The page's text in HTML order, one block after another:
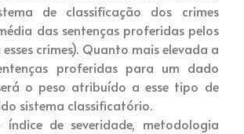
de classificação dos crimes
das sentenças proferidas pelos
crimes). Quanto mais elevada a
proferidas para um dado
o peso atribuído a esse tipo de
sistema classificatório.
de severidade, metodologia